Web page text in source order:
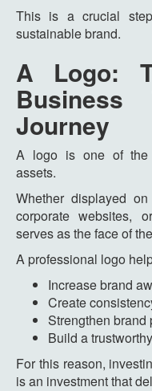
This is a crucial
sustainable brand.
A Logo:
Business
Journey
A logo is one of the
assets.
Whether displayed
corporate websites,
serves as the face of
A professional logo
Increase brand
Create
Strengthen brand
Build a
For this reason,
is an investment that